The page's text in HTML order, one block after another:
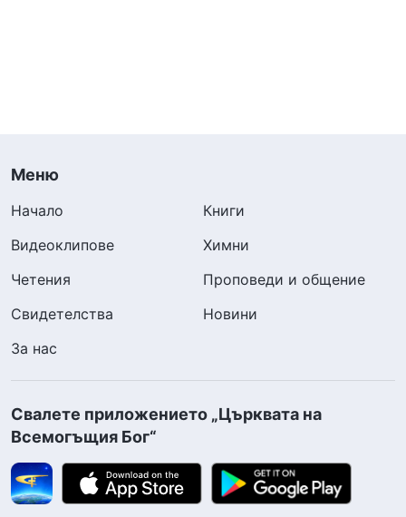
Меню
Начало
Книги
Видеоклипове
Химни
Четения
Проповеди и общение
Свидетелства
Новини
За нас
Свалете приложението „Църквата на
Всемогъщия Бог“